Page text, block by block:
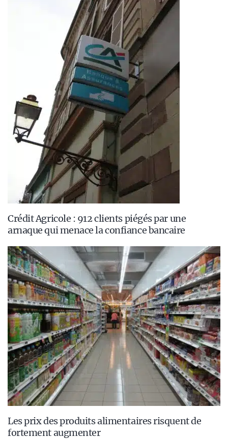
Crédit Agricole : 912 clients piégés par une
arnaque qui menace la confiance bancaire
Les prix des produits alimentaires risquent de
fortement augmenter